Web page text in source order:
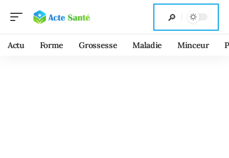
Actu Forme Grossesse Maladie Minceur